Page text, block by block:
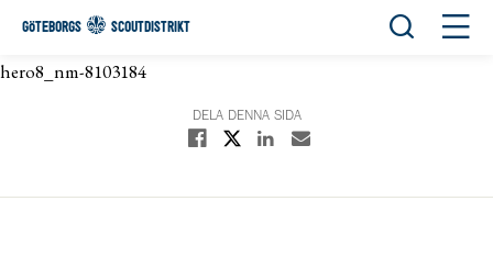
GÖTEBORGS SCOUTDISTRIKT Öppna
hero8_nm-8103184
DELA DENNA SIDA
Dela på Facebook
Dela på XDela på Linkedin
Dela med E-post